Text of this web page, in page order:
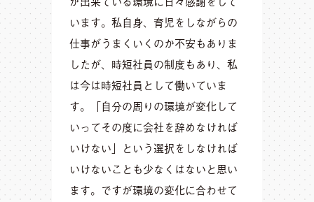
います。私自身、育児をしながらの
仕事がうまくいくのか不安もありま
したが、時短社員の制度もあり、私
は今は時短社員として働いていま
す。「自分の周りの環境が変化して
いってその度に会社を辞めなければ
いけない」という選択をしなければ
いけないことも少なくはないと思い
ます。ですが環境の変化に合わせて